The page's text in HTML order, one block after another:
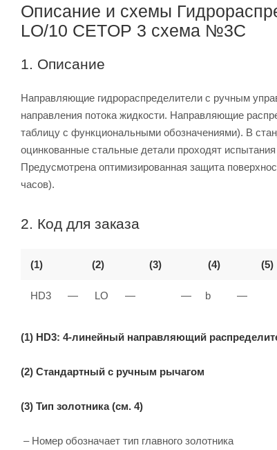
Описание и схемы
LO/10 CETOP 3 схема №3C
1. Описание
Направляющие гидрораспределители с ручным
направления потока жидкости. Направляющие
таблицу с функциональными обозначениями). В
оцинкованные стальные детали проходят
Предусмотрена оптимизированная защита
часов).
2. Код для заказа
(1) (2) (3) (4) (5)
HD3 — LO — — b —
(1) HD3: 4-линейный направляющий
(2) Стандартный с ручным рычагом
(3) Тип золотника (см. 4)
– Номер обозначает тип главного золотника